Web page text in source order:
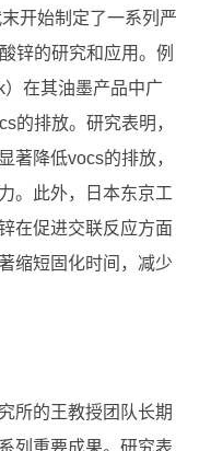
开始制定了一系列严
锌的研究和应用。例
在其油墨产品中广
的排放。研究表明，
著降低vocs的排放，
。此外，日本东京工
在促进交联反应方面
缩短固化时间，减少
所的王教授团队长期